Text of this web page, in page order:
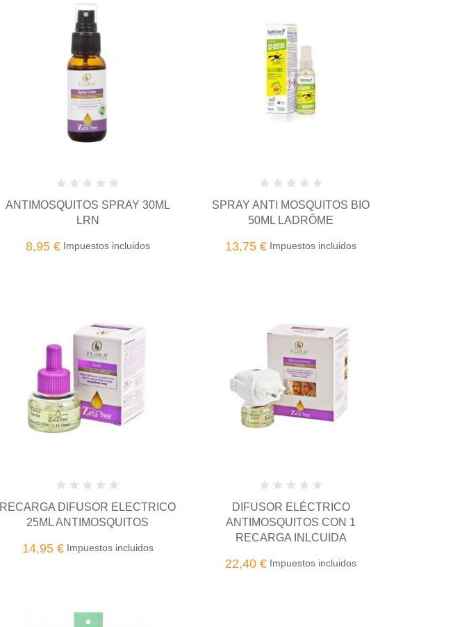
ANTIMOSQUITOS SPRAY 30ML
LRN
8,95 €Impuestos incluidos
SPRAY ANTI MOSQUITOS BIO
50ML LADRÔME
13,75 € Impuestos incluidos
RECARGA DIFUSOR ELECTRICO
25ML ANTIMOSQUITOS
14,95 €Impuestos incluidos
DIFUSOR ELÉCTRICO
ANTIMOSQUITOS CON 1
RECARGA INLCUIDA
22,40 € Impuestos incluidos